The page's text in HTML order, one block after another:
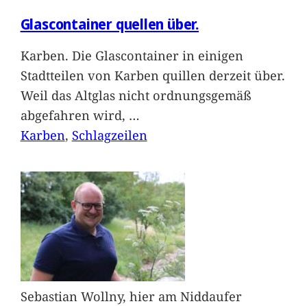
Glascontainer quellen über.
Karben. Die Glascontainer in einigen
Stadtteilen von Karben quillen derzeit über.
Weil das Altglas nicht ordnungsgemäß
abgefahren wird, …
Karben, Schlagzeilen
Sebastian Wollny, hier am Niddaufer